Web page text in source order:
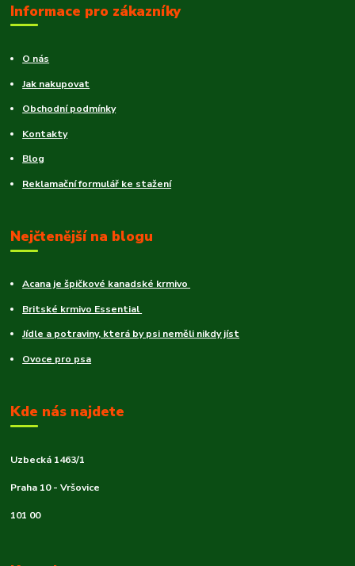
Informace pro zákazníky
O nás
Jak nakupovat
Obchodní podmínky
Kontakty
Blog
Reklamační formulář ke stažení
Nejčtenější na blogu
Acana je špičkové kanadské krmivo
Britské krmivo Essential
Jídle a potraviny, která by psi neměli nikdy jíst
Ovoce pro psa
Kde nás najdete
Uzbecká 1463/1
Praha 10 - Vršovice
101 00